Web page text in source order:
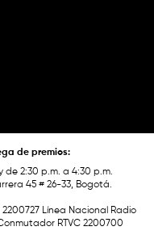
de premios:
de 2:30 p.m. a 4:30 p.m.
45 # 26-33, Bogotá.
Línea Nacional Radio
RTVC 2200700